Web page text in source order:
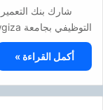
شارك بنك التعمير
التوظيفي بجامعة Newgiza، وذلك في إطار استراتيجيته…
أكمل القراءة »